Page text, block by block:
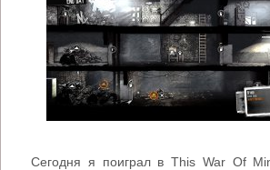
Сегодня я поиграл в This War Of